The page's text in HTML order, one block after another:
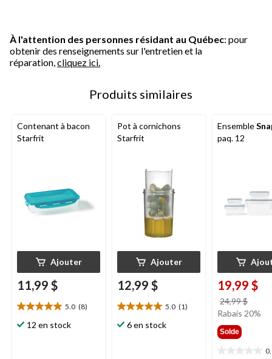
À l'attention des personnes résidant au Québec: pour
obtenir des renseignements sur l'entretien et la
réparation, cliquez ici.
Produits similaires
Contenant à bacon
Starfrit
Ajouter
11,99 $
5.0 (8)
5.0
étoile(s)
12 en stock
Pot à cornichons
Starfrit
Ajouter
12,99 $
5.0 (1)
5.0
étoile(s)
6 en stock
Ensemble
paq. 12
19,99 $
24,99 $
était
Rabais 20%
Solde